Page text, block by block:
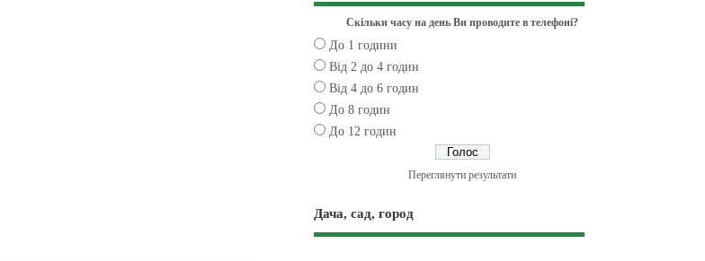
Скільки часу на день Ви проводите в телефоні?
До 1 години
Від 2 до 4 годин
Від 4 до 6 годин
До 8 годин
До 12 годин
Переглянути результати
Дача, сад, город